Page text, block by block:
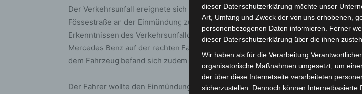
Der Verkehrsunfall ereignete sich am Sonntag, 5. April 2026, gegen 16.15 Uhr im
Fössestraße an der Einmündung zur Selmastraße im Stadtteil Linden Süd. Nach
Erkenntnissen des Verkehrsunfalldienstes Hannover war ein 49-jähriger Mann mit
Mercedes Benz auf der rechten Fahrspur der Fössestraße in Richtung Badenstedt
dem Fahrzeug befand sich zudem ein neunjähriger Junge.
Der Fahrer wollte den Einmündungsbereich geradeaus queren und dem Verlauf
dieser Datenschutzerklärung möchte unser
Art, Umfang und Zweck der von uns erhobenen,
personenbezogenen Daten informieren. Ferner
dieser Datenschutzerklärung über die ihnen
Wir haben als für die Verarbeitung
organisatorische Maßnahmen umgesetzt, um
der über diese Internetseite verarbeiteten
sicherzustellen. Dennoch können Internetbasierte